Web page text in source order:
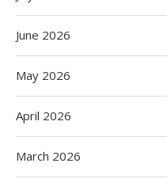
June 2026
May 2026
April 2026
March 2026